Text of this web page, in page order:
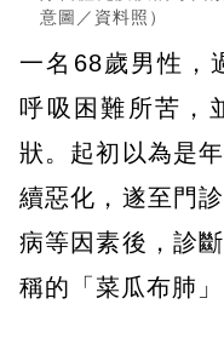
意圖／資料照）
一名68歲男性，
呼吸困難所苦，
狀。起初以為是
續惡化，遂至門
病等因素後，診
稱的「菜瓜布肺」